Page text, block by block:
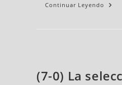
Continuar Leyendo
(7-0) La